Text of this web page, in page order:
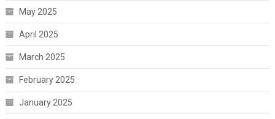
May 2025
April 2025
March 2025
February 2025
January 2025